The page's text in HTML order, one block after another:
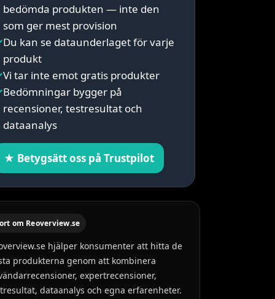
bedömda produkten — inte den
som ger mest provision
Du kan se dataunderlaget för varje
produkt
Vi tar inte emot gratis produkter
Bedömningar bygger på
recensioner, testresultat och
dataanalys
★ Betygsätt oss på Trustpilot
om Reoverview.se
hjälper konsumenter att hitta de
produkterna genom att kombinera
expertrecensioner,
dataanalys och egna erfarenheter.